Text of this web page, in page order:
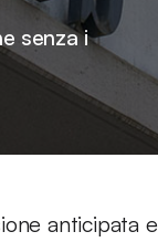
senza i
anticipata e